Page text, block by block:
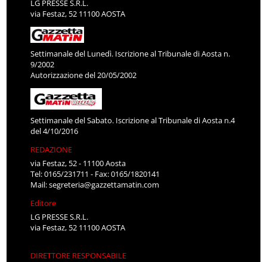
LG PRESSE S.R.L.
via Festaz, 52 11100 AOSTA
Settimanale del Lunedì. Iscrizione al Tribunale di Aosta n.
9/2002
Autorizzazione del 20/05/2002
Settimanale del Sabato. Iscrizione al Tribunale di Aosta n.4
del 4/10/2016
REDAZIONE
via Festaz, 52 - 11100 Aosta
Tel: 0165/231711 - Fax: 0165/1820141
Mail:segreteria@gazzettamatin.com
Editore
LG PRESSE S.R.L.
via Festaz, 52 11100 AOSTA
DIRETTORE RESPONSABILE